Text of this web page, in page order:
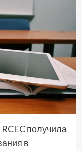
получила
в